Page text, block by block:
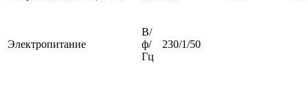
Электропитание
В/
ф/
Гц
230/1/50